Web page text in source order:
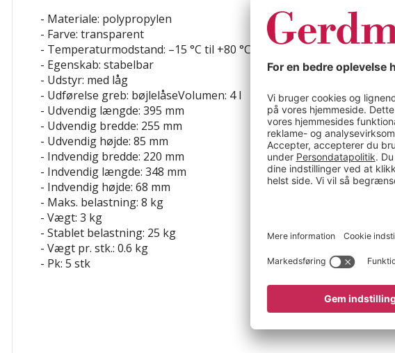
- Materiale: polypropylen
- Farve: transparent
- Temperaturmodstand: –15 °C til +80 °C
- Egenskab: stabelbar
- Udstyr: med låg
- Udførelse greb: bøjlelåseVolumen: 4 l
- Udvendig længde: 395 mm
- Udvendig bredde: 255 mm
- Udvendig højde: 85 mm
- Indvendig bredde: 220 mm
- Indvendig længde: 348 mm
- Indvendig højde: 68 mm
- Maks. belastning: 8 kg
- Vægt: 3 kg
- Stablet belastning: 25 kg
- Vægt pr. stk.: 0.6 kg
- Pk: 5 stk